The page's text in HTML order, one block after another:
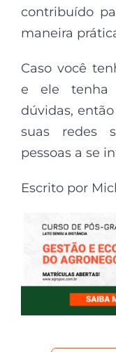
contribuído
maneira
Caso você
e ele tenha
dúvidas,
suas redes
pessoas a se
Escrito por